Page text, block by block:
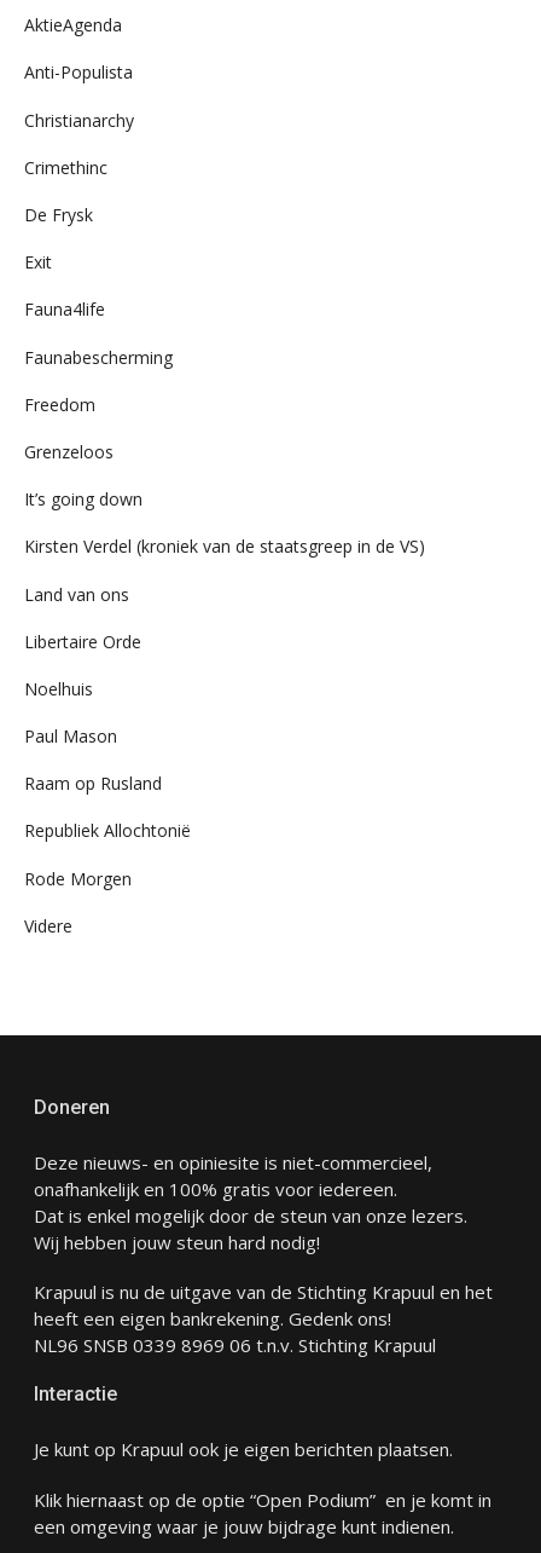
AktieAgenda
Anti-Populista
Christianarchy
Crimethinc
De Frysk
Exit
Fauna4life
Faunabescherming
Freedom
Grenzeloos
It’s going down
Kirsten Verdel (kroniek van de staatsgreep in de VS)
Land van ons
Libertaire Orde
Noelhuis
Paul Mason
Raam op Rusland
Republiek Allochtonië
Rode Morgen
Videre
Doneren
Deze nieuws- en opiniesite is niet-commercieel,
onafhankelijk en 100% gratis voor iedereen.
Dat is enkel mogelijk door de steun van onze lezers.
Wij hebben jouw steun hard nodig!
Krapuul is nu de uitgave van de Stichting Krapuul en het
heeft een eigen bankrekening. Gedenk ons!
NL96 SNSB 0339 8969 06 t.n.v. Stichting Krapuul
Interactie
Je kunt op Krapuul ook je eigen berichten plaatsen.
Klik hiernaast op de optie “Open Podium” en je komt in
een omgeving waar je jouw bijdrage kunt indienen.